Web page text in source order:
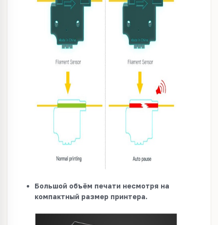
Большой объём печати несмотря на
компактный размер принтера.